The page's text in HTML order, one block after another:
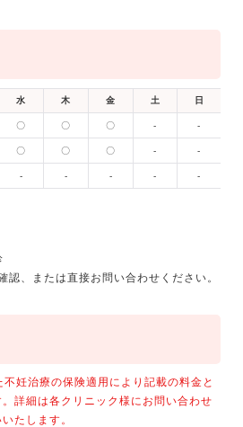
水 木 金 土 日
〇 〇 〇 - -
〇 〇 〇 - -
- - - - -
妊治療の保険適用により記載の料金と
詳細は各クリニック様にお問い合わせ
たします。